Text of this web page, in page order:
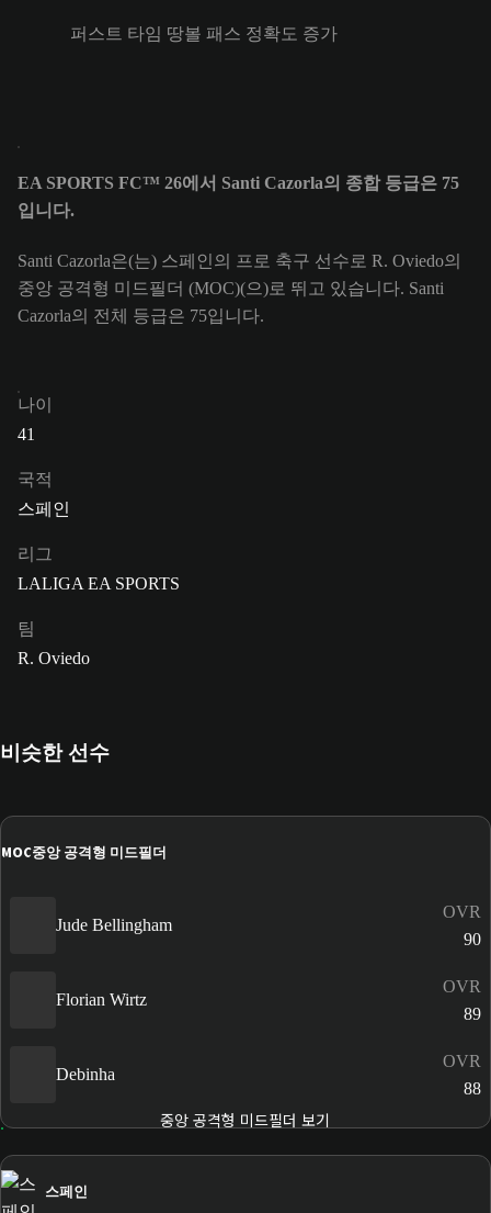
퍼스트 타임 땅볼 패스 정확도 증가
EA SPORTS FC™ 26에서 Santi Cazorla의 종합 등급은 75
입니다.
Santi Cazorla은(는) 스페인의 프로 축구 선수로 R. Oviedo의
중앙 공격형 미드필더 (MOC)(으)로 뛰고 있습니다. Santi
Cazorla의 전체 등급은 75입니다.
나이
41
국적
스페인
리그
LALIGA EA SPORTS
팀
R. Oviedo
비슷한 선수
MOC중앙 공격형 미드필더
Jude Bellingham
OVR
90
Florian Wirtz
OVR
89
Debinha
OVR
88
중앙 공격형 미드필더 보기
스페인